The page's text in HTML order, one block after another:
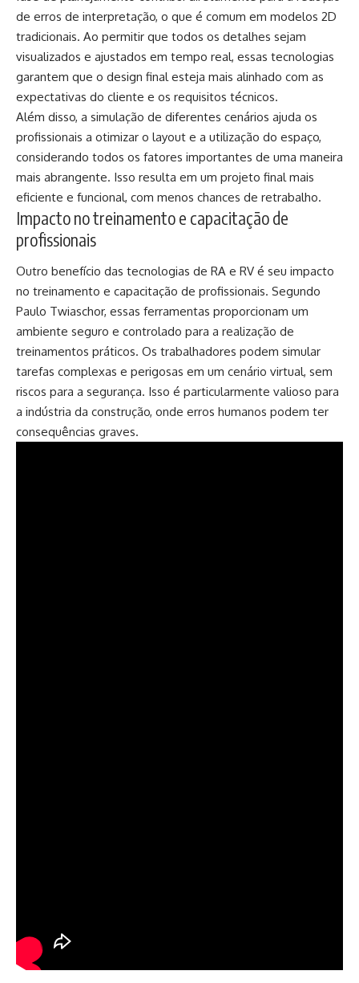
de erros de interpretação, o que é comum em modelos 2D
tradicionais. Ao permitir que todos os detalhes sejam
visualizados e ajustados em tempo real, essas tecnologias
garantem que o design final esteja mais alinhado com as
expectativas do cliente e os requisitos técnicos.
Além disso, a simulação de diferentes cenários ajuda os
profissionais a otimizar o layout e a utilização do espaço,
considerando todos os fatores importantes de uma maneira
mais abrangente. Isso resulta em um projeto final mais
eficiente e funcional, com menos chances de retrabalho.
Impacto no treinamento e capacitação de
profissionais
Outro benefício das tecnologias de RA e RV é seu impacto
no treinamento e capacitação de profissionais. Segundo
Paulo Twiaschor, essas ferramentas proporcionam um
ambiente seguro e controlado para a realização de
treinamentos práticos. Os trabalhadores podem simular
tarefas complexas e perigosas em um cenário virtual, sem
riscos para a segurança. Isso é particularmente valioso para
a indústria da construção, onde erros humanos podem ter
consequências graves.